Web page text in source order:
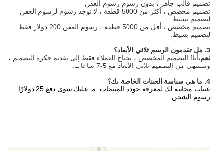
تصميم قالب جاهز ، بدون رسوم رسوم العفن
تصميم مخصص ، أكثر من 5000 قطعة ، لا توجد رسوم لرسوم العفن
لتصميم بسيط.
تصميم مخصص ، أقل من 5000 قطعة ، رسوم العفن 200 دولار فقط
لتصميم بسيط.
3. هل تقدمون الرسم ثلاثي الأبعاد؟
نعم،أنا
f التصميم المخصص ، يحتاج العملاء فقط إلى تقديم فكرة التصميم ،
وسننتهي من التصميم ثلاثي الأبعاد مع 5-7 ساعات.
4. ما هي سياسة العينات الخاصة بك؟
عينات مجانية لك لمعرفة جودة المنتجات. ما عليك سوى دفع 25 دولارًا
رسوم الشحن